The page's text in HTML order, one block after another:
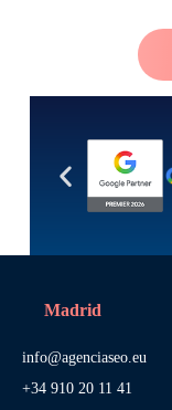
Madrid
info@agenciaseo.eu
+34 910 20 11 41